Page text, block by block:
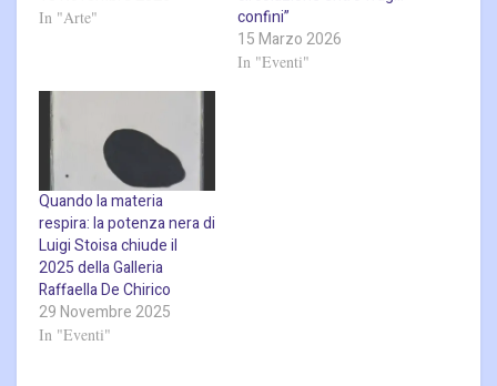
In "Arte"
confini”
15 Marzo 2026
In "Eventi"
Quando la materia
respira: la potenza nera di
Luigi Stoisa chiude il
2025 della Galleria
Raffaella De Chirico
29 Novembre 2025
In "Eventi"